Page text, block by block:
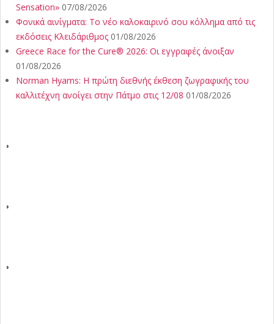
Sensation» 07/08/2026
Φονικά αινίγματα: Το νέο καλοκαιρινό σου κόλλημα από τις
εκδόσεις Κλειδάριθμος 01/08/2026
Greece Race for the Cure® 2026: Οι εγγραφές άνοιξαν
01/08/2026
Norman Hyams: Η πρώτη διεθνής έκθεση ζωγραφικής του
καλλιτέχνη ανοίγει στην Πάτμο στις 12/08 01/08/2026